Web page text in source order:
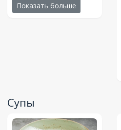
Показать больше
Супы